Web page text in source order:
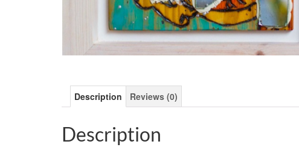
Description Reviews (0)
Description